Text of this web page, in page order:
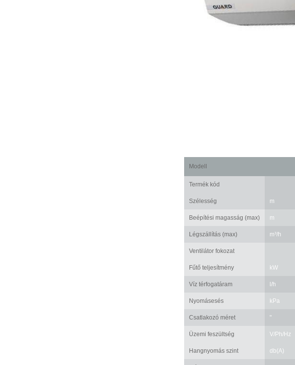
Modell
Termék kód
Szélesség m
Beépítési magasság (max) m
Légszállítás (max) m³/h
Ventilátor fokozat
Fűtő teljesítmény kW
Víz térfogatáram l/h
Nyomásesés kPa
Csatlakozó méret "
Üzemi feszültség V/Ph/Hz
Hangnyomás szint db(A)